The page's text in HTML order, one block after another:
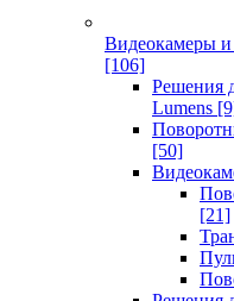
Видеокамеры и
[106]
Решения
Lumens
[50]
[21]